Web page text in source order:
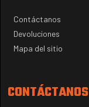
Contáctanos
Devoluciones
Mapa del sitio
CONTÁCTANOS